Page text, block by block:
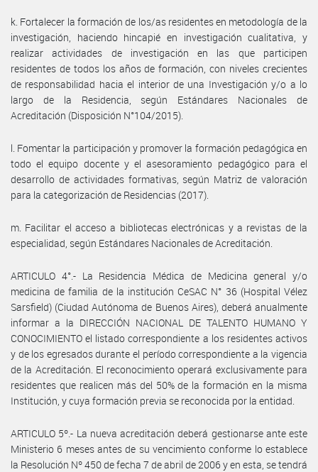
k. Fortalecer la formación de los/as residentes en metodología de la
investigación, haciendo hincapié en investigación cualitativa, y
realizar actividades de investigación en las que participen
residentes de todos los años de formación, con niveles crecientes
de responsabilidad hacia el interior de una Investigación y/o a lo
largo de la Residencia, según Estándares Nacionales de
Acreditación (Disposición N°104/2015).
l. Fomentar la participación y promover la formación pedagógica en
todo el equipo docente y el asesoramiento pedagógico para el
desarrollo de actividades formativas, según Matriz de valoración
para la categorización de Residencias (2017).
m. Facilitar el acceso a bibliotecas electrónicas y a revistas de la
especialidad, según Estándares Nacionales de Acreditación.
ARTICULO 4°.- La Residencia Médica de Medicina general y/o
medicina de familia de la institución CeSAC N° 36 (Hospital Vélez
Sarsfield) (Ciudad Autónoma de Buenos Aires), deberá anualmente
informar a la DIRECCIÓN NACIONAL DE TALENTO HUMANO Y
CONOCIMIENTO el listado correspondiente a los residentes activos
y de los egresados durante el período correspondiente a la vigencia
de la Acreditación. El reconocimiento operará exclusivamente para
residentes que realicen más del 50% de la formación en la misma
Institución, y cuya formación previa se reconocida por la entidad.
ARTICULO 5º.- La nueva acreditación deberá gestionarse ante este
Ministerio 6 meses antes de su vencimiento conforme lo establece
la Resolución Nº 450 de fecha 7 de abril de 2006 y en esta, se tendrá